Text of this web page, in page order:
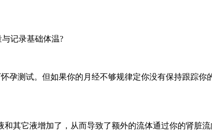
记录基础体温?
测试。但如果你的月经不够规律定你没有保持跟踪你
和其它液增加了，从而导致了额外的流体通过你的肾脏